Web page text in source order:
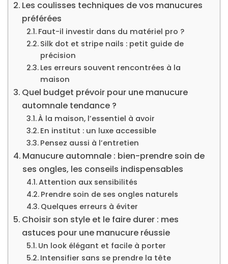
Les coulisses techniques de vos manucures
préférées
Faut-il investir dans du matériel pro ?
Silk dot et stripe nails : petit guide de
précision
Les erreurs souvent rencontrées à la
maison
Quel budget prévoir pour une manucure
automnale tendance ?
À la maison, l’essentiel à avoir
En institut : un luxe accessible
Pensez aussi à l’entretien
Manucure automnale : bien-prendre soin de
ses ongles, les conseils indispensables
Attention aux sensibilités
Prendre soin de ses ongles naturels
Quelques erreurs à éviter
Choisir son style et le faire durer : mes
astuces pour une manucure réussie
Un look élégant et facile à porter
Intensifier sans se prendre la tête